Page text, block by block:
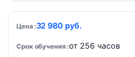
Цена 32 980 руб.
Срок обучения от 256 часов